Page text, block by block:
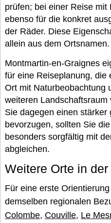
prüfen; bei einer Reise mit
ebenso für die konkret
der Räder. Diese
allein aus dem Ortsnamen.
Montmartin-en-Graignes
für eine Reiseplanung, die
Ort mit Naturbeobachtung
weiteren
Sie dagegen einen
bevorzugen, sollten Sie
besonders sorgfältig mit
abgleichen.
Weitere Orte in
Für eine erste
demselben regionalen
Colombe, Couville, Le